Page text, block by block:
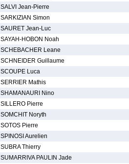
SALVI Jean-Pierre
SARKIZIAN Simon
SAURET Jean-Luc
SAYAH-HOBON Noah
SCHEBACHER Leane
SCHNEIDER Guillaume
SCOUPE Luca
SERRIER Mathis
SHAMANAURI Nino
SILLERO Pierre
SOMCHIT Noryth
SOTOS Pierre
SPINOSI Aurelien
SUBRA Thierry
SUMARRIVA PAULIN Jade